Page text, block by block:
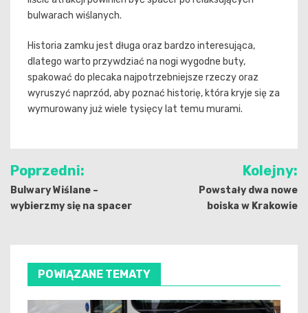
bulwarach wiślanych.
Historia zamku jest długa oraz bardzo interesująca,
dlatego warto przywdziać na nogi wygodne buty,
spakować do plecaka najpotrzebniejsze rzeczy oraz
wyruszyć naprzód, aby poznać historię, która kryje się za
wymurowany już wiele tysięcy lat temu murami.
Nawigacja
wpisu
Poprzedni:
Bulwary Wiślane –
wybierzmy się na spacer
Kolejny:
Powstały dwa nowe
boiska w Krakowie
POWIĄZANE TEMATY